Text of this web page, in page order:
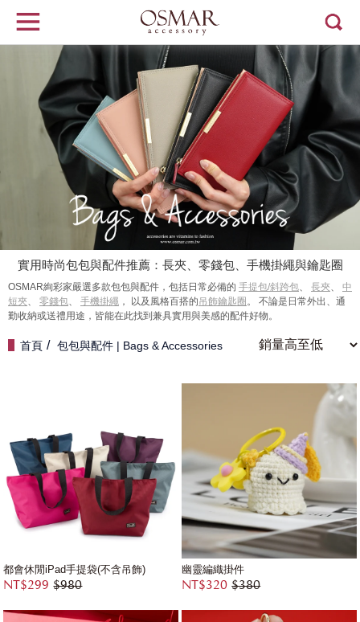
實用時尚包包與配件推薦：長夾、零錢包、手機掛繩與鑰匙圈
OSMAR絢彩家嚴選多款包包與配件 ，包括日常必備的 手提包/斜跨包、 長夾、 中
短夾、 零錢包、 手機掛繩 ， 以及風格百搭的吊飾鑰匙圈 。 不論是日常外出、通
勤收納或送禮用途，皆能在此找到兼具實用與美感的配件好物。
首頁 包包與配件 | Bags & Accessories
都會休閒iPad手提袋(不含吊飾)
NT$299 $980
幽靈編織掛件
NT$320 $380